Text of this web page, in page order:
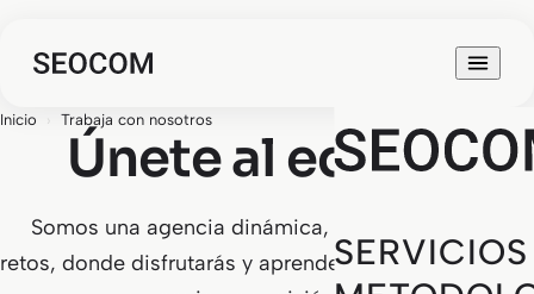
SERVICIOS
Inicio › Trabaja con nosotros
Únete al equipo
Somos una agencia dinámica, flexible y llena de
retos, donde disfrutarás y aprenderás cada día junto a